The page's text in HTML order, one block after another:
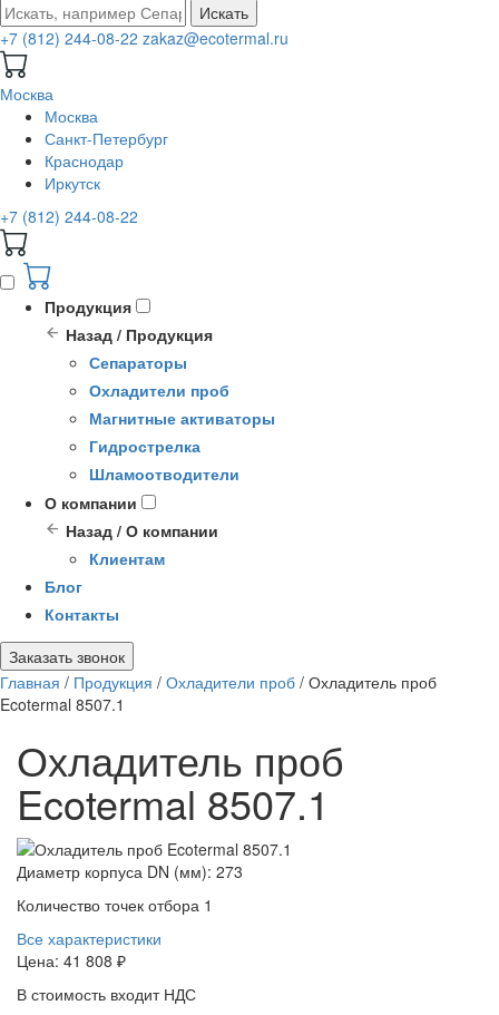
Искать
+7 (812) 244-08-22 zakaz@ecotermal.ru
Москва
Москва
Санкт-Петербург
Краснодар
Иркутск
+7 (812) 244-08-22
Продукция
Назад / Продукция
Сепараторы
Охладители проб
Магнитные активаторы
Гидрострелка
Шламоотводители
О компании
Назад / О компании
Клиентам
Блог
Контакты
Заказать звонок
Главная / Продукция / Охладители проб / Охладитель проб
Ecotermal 8507.1
Охладитель проб
Ecotermal 8507.1
Диаметр корпуса DN (мм): 273
Количество точек отбора 1
Все характеристики
Цена: 41 808 ₽
В стоимость входит НДС